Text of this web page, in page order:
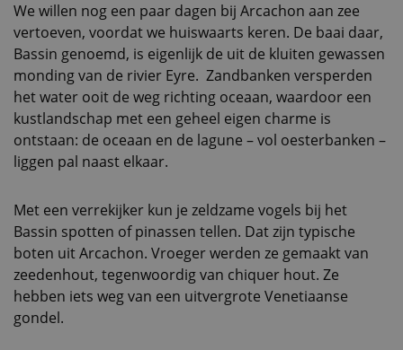
We willen nog een paar dagen bij Arcachon aan zee
vertoeven, voordat we huiswaarts keren. De baai daar,
Bassin genoemd, is eigenlijk de uit de kluiten gewassen
monding van de rivier Eyre. Zandbanken versperden
het water ooit de weg richting oceaan, waardoor een
kustlandschap met een geheel eigen charme is
ontstaan: de oceaan en de lagune – vol oesterbanken –
liggen pal naast elkaar.
Met een verrekijker kun je zeldzame vogels bij het
Bassin spotten of pinassen tellen. Dat zijn typische
boten uit Arcachon. Vroeger werden ze gemaakt van
zeedenhout, tegenwoordig van chiquer hout. Ze
hebben iets weg van een uitvergrote Venetiaanse
gondel.